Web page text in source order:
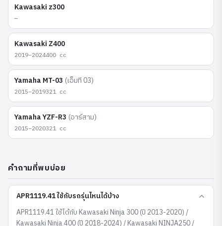
Kawasaki z300
—
Kawasaki Z400
2019–2024400 cc
Yamaha MT-03 (เอ็มที 03)
2015–2019321 cc
YamahaYZF-R3 (อาร์สาม)
2015–2020321 cc
คำถามที่พบบ่อย
APR1119.41 ใช้กับรถรุ่นไหนได้บ้าง
APR1119.41 ใช้ได้กับ Kawasaki Ninja 300 (ปี 2013-2020) /
Kawasaki Ninja 400 (ปี 2018-2024) / Kawasaki NINJA250 /